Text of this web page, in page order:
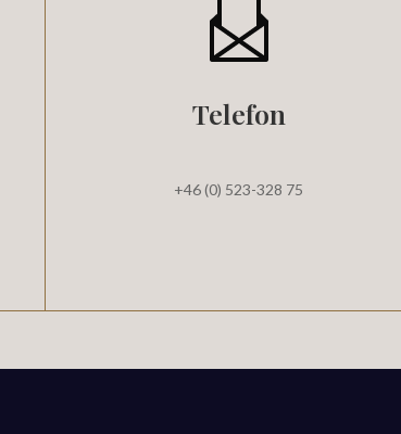
Telefon
+46 (0) 523-328 75